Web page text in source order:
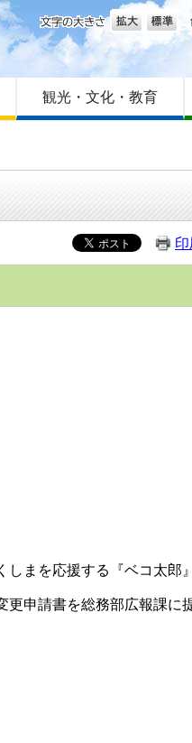
文字の大きさ
観光・文化・教育
まを応援する『ベコ太郎
申請書を総務部広報課に